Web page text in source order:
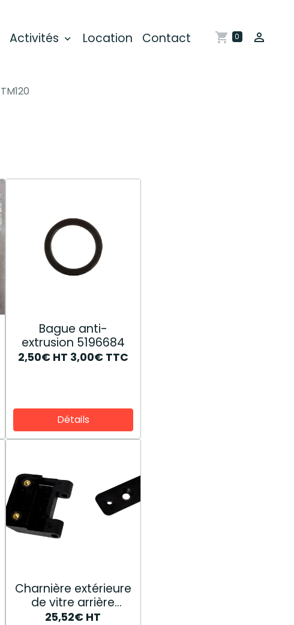
Activités Location Contact 0
TM120
Bague anti-
extrusion 5196684
2,50€ HT 3,00€ TTC
Détails
Charnière extérieure
de vitre arrière
82000317
25,52€ HT